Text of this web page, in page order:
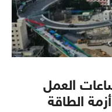
العمل
الطاقة